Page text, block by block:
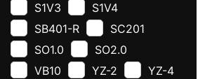
S1V3
S1V4
SB401-R
SC201
SO1.0
SO2.0
VB10
YZ-2 YZ-4